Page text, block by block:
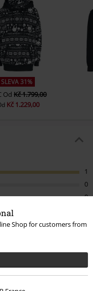
Shop for customers from
SLEVA 31%
OdKč 1.799,00
Kč 1.229,00
1
0
0
0